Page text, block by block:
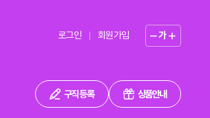
로그인 회원가입 가
구직 등록 상품안내